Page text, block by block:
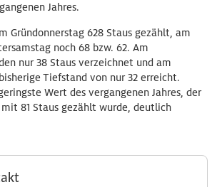
Jahres.
Gründonnerstag 628 Staus gezählt, am
noch 68 bzw. 62. Am
nur 38 Staus verzeichnet und am
Tiefstand von nur 32 erreicht.
Wert des vergangenen Jahres, der
81 Staus gezählt wurde, deutlich